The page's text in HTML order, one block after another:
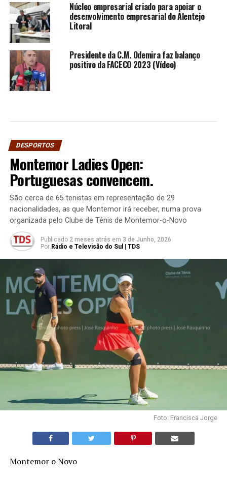
Núcleo empresarial criado para apoiar o
desenvolvimento empresarial do Alentejo
Litoral
Presidente da C.M. Odemira faz balanço
positivo da FACECO 2023 (Vídeo)
DESPORTOS
Montemor Ladies Open:
Portuguesas convencem.
São cerca de 65 tenistas em representação de 29
nacionalidades, as que Montemor irá receber, numa prova
organizada pelo Clube de Ténis de Montemor-o-Novo
Publicado 2 meses atrás em 3 de Junho, 2026
Por Rádio e Televisão do Sul | TDS
Foto: Francisca Jorge
Montemor o Novo